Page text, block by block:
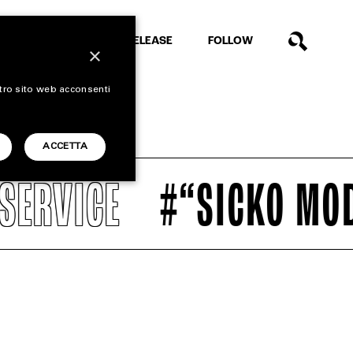
RELEASE FOLLOW
#“SICKO
×
sito web acconsenti
ACCETTA